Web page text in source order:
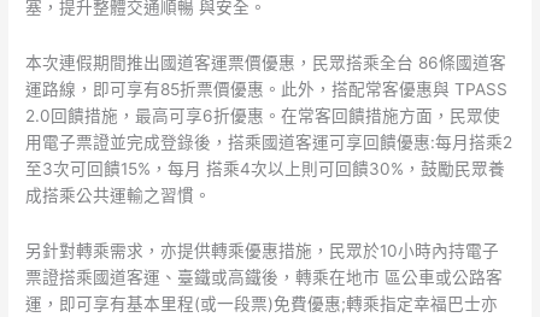
塞，提升整體交通順暢 與安全。
本次連假期間推出國道客運票價優惠，民眾搭乘全台 86條國道客
運路線，即可享有85折票價優惠。此外，搭配常客優惠與 TPASS
2.0回饋措施，最高可享6折優惠。在常客回饋措施方面，民眾使
用電子票證並完成登錄後，搭乘國道客運可享回饋優惠:每月搭乘2
至3次可回饋15%，每月 搭乘4次以上則可回饋30%，鼓勵民眾養
成搭乘公共運輸之習慣。
另針對轉乘需求，亦提供轉乘優惠措施，民眾於10小時內持電子
票證搭乘國道客運、臺鐵或高鐵後，轉乘在地市 區公車或公路客
運，即可享有基本里程(或一段票)免費優惠;轉乘指定幸福巴士亦
施